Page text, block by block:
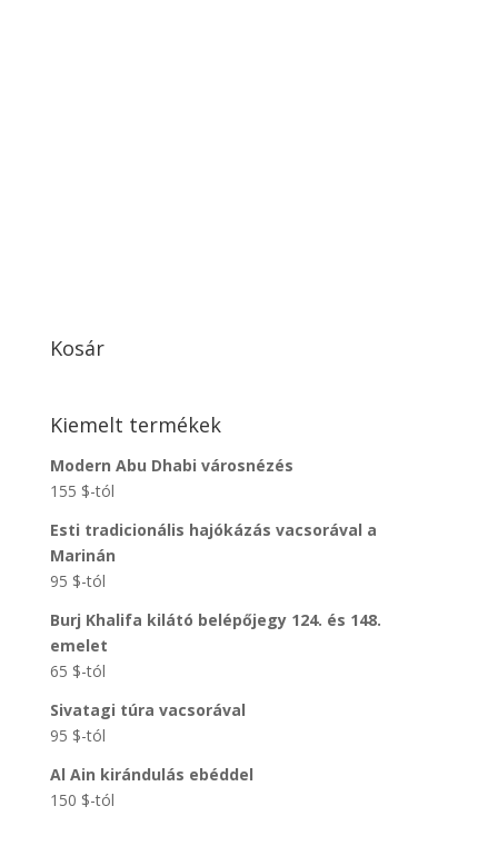
Kosár
Kiemelt termékek
Modern Abu Dhabi városnézés
155 $-tól
Esti tradicionális hajókázás vacsorával a
Marinán
95 $-tól
Burj Khalifa kilátó belépőjegy 124. és 148.
emelet
65 $-tól
Sivatagi túra vacsorával
95 $-tól
Al Ain kirándulás ebéddel
150 $-tól